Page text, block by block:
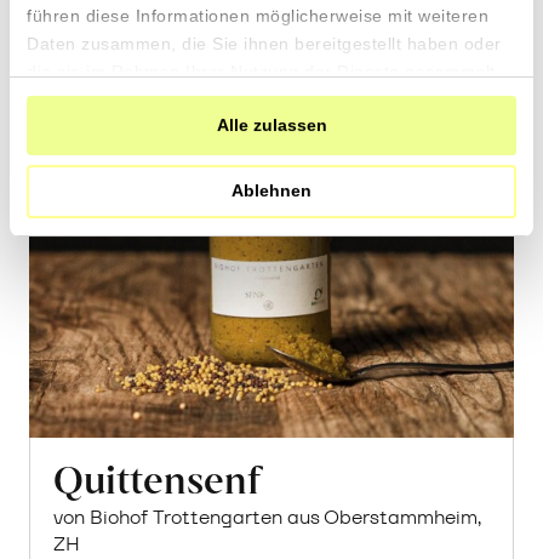
führen diese Informationen möglicherweise mit weiteren
Daten zusammen, die Sie ihnen bereitgestellt haben oder
haben.
Alle zulassen
Ablehnen
Quittensenf
von Biohof Trottengarten aus Oberstammheim,
ZH